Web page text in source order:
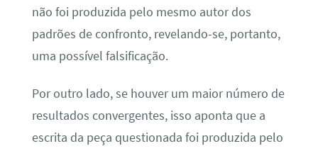
não foi produzida pelo mesmo autor dos
padrões de confronto, revelando-se, portanto,
uma possível falsificação.
Por outro lado, se houver um maior número de
resultados convergentes, isso aponta que a
escrita da peça questionada foi produzida pelo